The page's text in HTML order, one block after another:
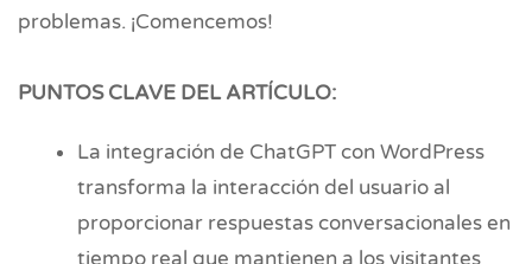
problemas. ¡Comencemos!
PUNTOS CLAVE DEL ARTÍCULO:
La integración de ChatGPT con WordPress
transforma la interacción del usuario al
proporcionar respuestas conversacionales en
tiempo real que mantienen a los visitantes